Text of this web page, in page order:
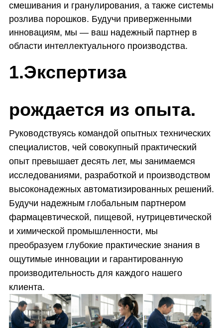
смешивания и гранулирования, а также системы
розлива порошков. Будучи приверженными
инновациям, мы — ваш надежный партнер в
области интеллектуального производства.
1.Экспертиза
рождается из опыта.
Руководствуясь командой опытных технических
специалистов, чей совокупный практический
опыт превышает десять лет, мы занимаемся
исследованиями, разработкой и производством
высоконадежных автоматизированных решений.
Будучи надежным глобальным партнером
фармацевтической, пищевой, нутрицевтической
и химической промышленности, мы
преобразуем глубокие практические знания в
ощутимые инновации и гарантированную
производительность для каждого нашего
клиента.